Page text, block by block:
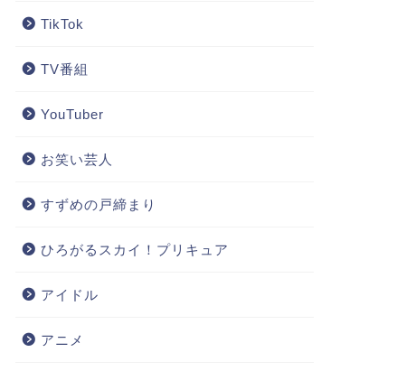
TikTok
TV番組
YouTuber
お笑い芸人
すずめの戸締まり
ひろがるスカイ！プリキュア
アイドル
アニメ